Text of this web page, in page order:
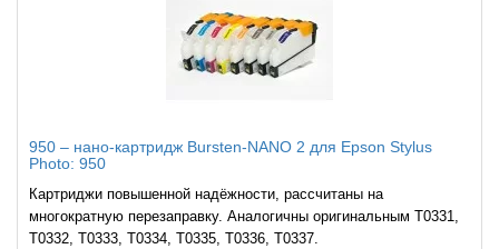
950 – нано-картридж Bursten-NANO 2 для Epson Stylus
Photo: 950
Картриджи повышенной надёжности, рассчитаны на
многократную перезаправку. Аналогичны оригинальным T0331,
T0332, T0333, T0334, T0335, T0336, T0337.